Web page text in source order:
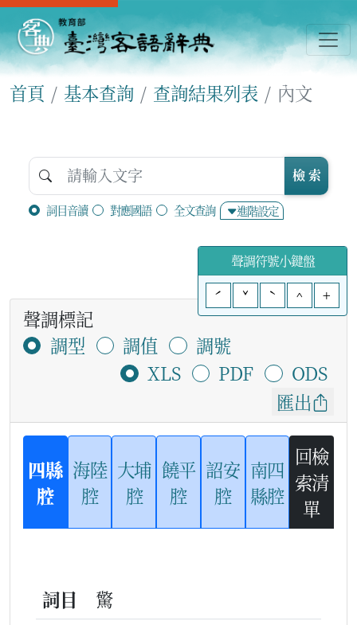
首頁 基本查詢 查詢結果列表 內文
詞目音讀 對應國語 全文查詢 進階設定
檢 索
聲調符號小鍵盤
ˊ
ˇ ˋ ^ +
聲調標記
調型
調值
調號
XLS
PDF
ODS
匯出
四縣
腔
海陸
腔
大埔
腔
饒平
腔
詔安
腔
南四
縣腔
回檢
索清
單
詞目
驚